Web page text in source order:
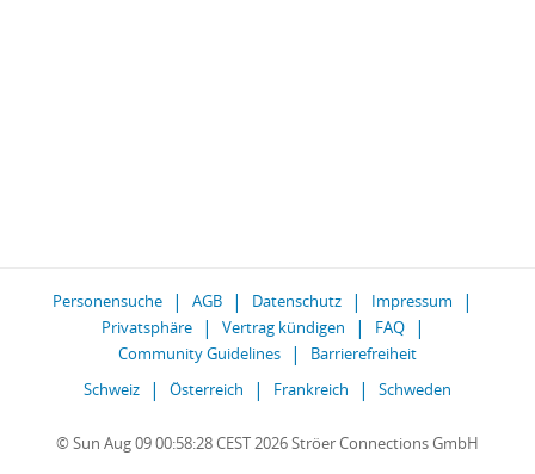
Personensuche AGB Datenschutz
Impressum
Privatsphäre
Vertrag kündigen
FAQ
Community Guidelines
Barrierefreiheit
Schweiz
Österreich Frankreich Schweden
© Sun Aug 09 00:58:28 CEST 2026 Ströer Connections GmbH